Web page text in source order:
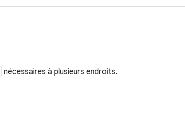
nécessaires à plusieurs endroits.